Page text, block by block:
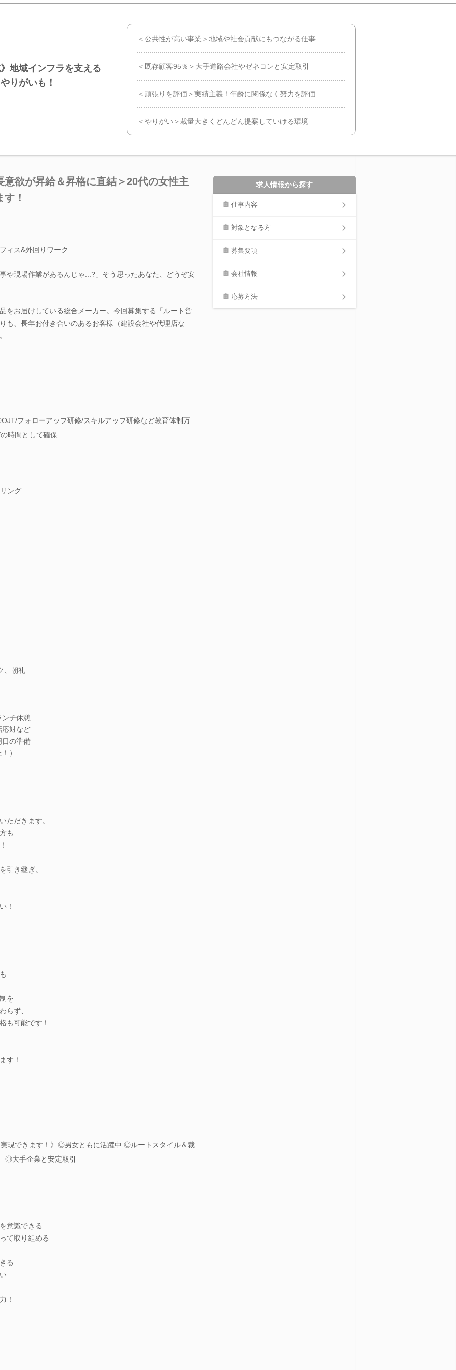
地域インフラを支える
りがいも！
＜公共性が高い事業＞地域や社会貢献にもつながる仕事
＜既存顧客95％＞大手道路会社やゼネコンと安定取引
＜頑張りを評価＞実績主義！年齢に関係なく努力を評価
＜やりがい＞裁量大きくどんどん提案していける環境
欲が昇給＆昇格に直結＞20代の女性主
！
ィス&外回りワーク
や現場作業があるんじゃ...?」そう思ったあなた、どうぞ安
をお届けしている総合メーカー。今回募集する「ルート営
も、長年お付き合いのあるお客様（建設会社や代理店な
フォローアップ研修/スキルアップ研修など教育体制万
時間として確保
ング
、朝礼
チ休憩
応対など
の準備
）
ただきます。
も
引き継ぎ。
！
を
らず、
も可能です！
す！
現できます！》◎男女ともに活躍中 ◎ルートスタイル＆裁
◎大手企業と安定取引
意識できる
て取り組める
る
！
求人情報から探す
仕事内容
対象となる方
募集要項
会社情報
応募方法